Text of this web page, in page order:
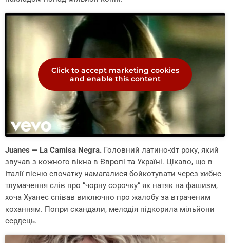
Click to accept marketing cookies
and enable this content
Juanes — La Camisa Negra. Головний латино-хіт року, який
звучав з кожного вікна в Європі та Україні. Цікаво, що в
Італії пісню спочатку намагалися бойкотувати через хибне
тлумачення слів про “чорну сорочку” як натяк на фашизм,
хоча Хуанес співав виключно про жалобу за втраченим
коханням. Попри скандали, мелодія підкорила мільйони
сердець.